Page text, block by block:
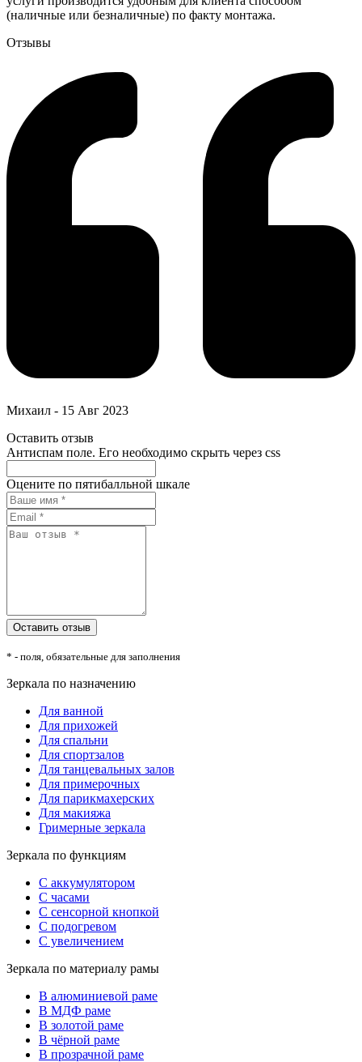
(наличные или безналичные) по факту монтажа.
Отзывы
Михаил - 15 Авг 2023
Оставить отзыв
Антиспам поле. Его необходимо скрыть через css
Оцените по пятибалльной шкале
* - поля, обязательные для заполнения
Зеркала по назначению
Для ванной
Для прихожей
Для спальни
Для спортзалов
Для танцевальных залов
Для примерочных
Для парикмахерских
Для макияжа
Гримерные зеркала
Зеркала по функциям
С аккумулятором
С часами
С сенсорной кнопкой
С подогревом
С увеличением
Зеркала по материалу рамы
В алюминиевой раме
В МДФ раме
В золотой раме
В чёрной раме
В прозрачной раме